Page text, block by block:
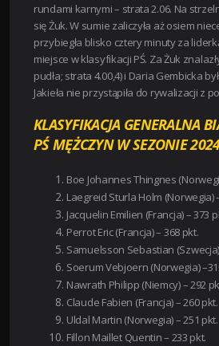
rundami karnymi – strata 2.06. Na
się Żuk. W sumie zaliczyła aż osiem
przybiegła blisko cztery minuty za
miejsce w klasyfikacji PŚ. Za Żuk
pudła; strata 4.00,4) i Daria Gembicka
Jakieła nie przystąpiła do rywalizacji z
KLASYFIKACJA GENERALNA
PŚ MĘŻCZYN W SEZONIE
Boe Johannes Thingnes
Laegreid Sturla Holm (Norwegia)
Jacquelin Emilien (Francja) – 373
Perrot Eric (Francja) – 368 pkt.
Samuelsson Sebastian
Soerum Vebjoern (Norwegia)
Nawrath Philipp (Niemcy) – 292
Claude Fabien (Francja) – 260 pkt.
Uldal Martin (Norwegia) – 251 pkt.
Fillon Maillet Quentin – 233 pkt.